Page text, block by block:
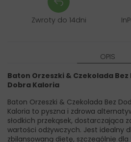
Zwroty do 14dni
OPIS
Baton Orzeszki & Czekolada
Dobra Kaloria
Baton Orzeszki & Czekolada Bez
Kaloria to pyszna i zdrowa
słodkich przekąsek, dostarczająca
wartości odżywczych. Jest idealny
zbilansowaną dietę, szczególnie